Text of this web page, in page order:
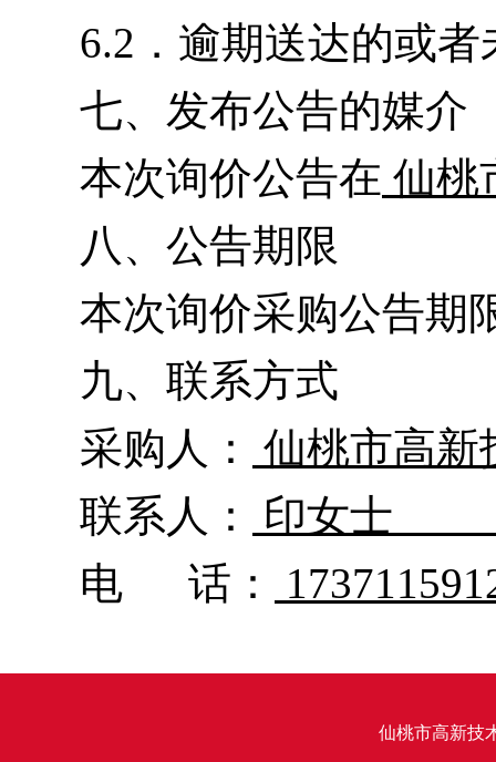
6.2 ．逾期送达的或
七、发布公告的媒介
本次询价公告在 仙桃
八、公告期限
本次询价采购公告期
九、联系方式
采购人：
仙桃市高新
联系人：
印女士
电 话：
仙桃市高新技